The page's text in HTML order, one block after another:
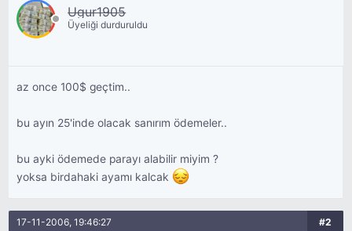
Ugur1905
Üyeliği durduruldu
az once 100$ geçtim..
bu ayın 25'inde olacak sanırım ödemeler..
bu ayki ödemede parayı alabilir miyim ?
yoksa birdahaki ayamı kalcak
17-11-2006, 19:46:27 #2